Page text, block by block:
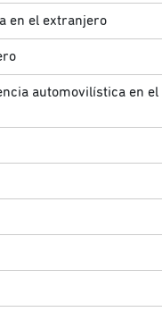
en el extranjero
automovilística en el